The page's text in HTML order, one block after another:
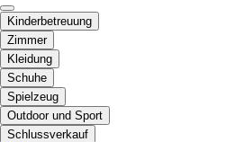
Kinderbetreuung
Zimmer
Kleidung
Schuhe
Spielzeug
Outdoor und Sport
Schlussverkauf